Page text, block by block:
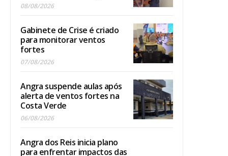
08/08/2026
Gabinete de Crise é criado
para monitorar ventos
fortes
07/08/2026
Angra suspende aulas após
alerta de ventos fortes na
Costa Verde
06/08/2026
Angra dos Reis inicia plano
para enfrentar impactos das